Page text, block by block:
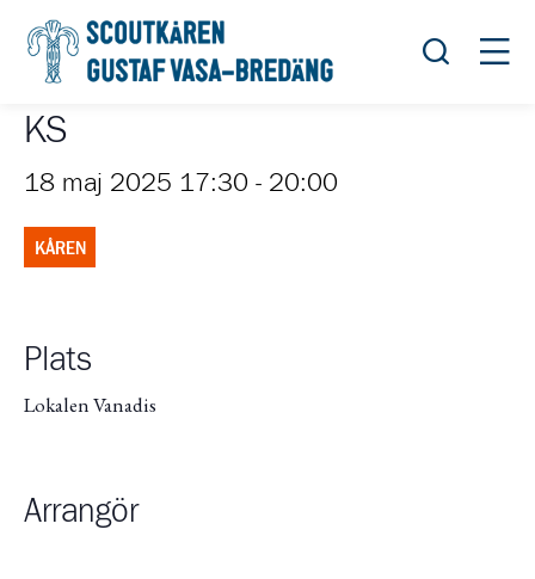
Öppna
KS
18 maj 2025 17:30 - 20:00
KÅREN
Plats
Lokalen Vanadis
Arrangör